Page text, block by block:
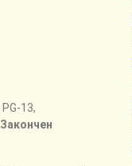
| PG-13,
Закончен